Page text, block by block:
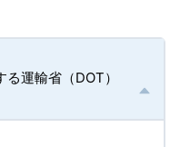
運輸省（DOT）